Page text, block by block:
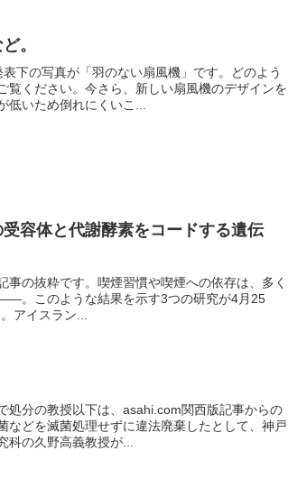
。
下の写真が「羽のない扇風機」です。どのよう
覧ください。今さら、新しい扇風機のデザインを
いため倒れにくいこ...
容体と代謝酵素をコードする遺伝
の抜粋です。喫煙習慣や喫煙への依存は、多く
。このような結果を示す3つの研究が4月25
アイスラン...
分の教授以下は、asahi.com関西版記事からの
などを滅菌処理せずに違法廃棄したとして、神戸
の久野高義教授が...